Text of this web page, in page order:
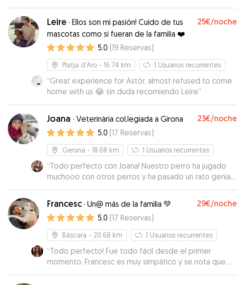
Leire · Ellos son mi pasión! Cuido de tus
mascotas como si fueran de la familia ❤️
25€/noche
5.0 (19 Reservas)
Platja d'Aro - 16.74 km 1 Usuarios recurrentes
“Great experience for Astór, almost refused to come
home with us 😂 sin duda recomiendo Leire”
Joana · Veterinària col.legiada a Girona 23€/noche
5.0 (17 Reservas)
Gerona - 18.68 km 1 Usuarios recurrentes
“Todo perfecto con Joana! Nuestro perro ha jugado
muchooo con otros perros y ha pasado un rato genial.
In total confianza con Joana. No dudaremos de dejarlo
de nuevo con ella. Gracias!
Francesc · Un@ más de la familia 💚 29€/noche
5.0 (17 Reservas)
Bàscara - 20.68 km 1 Usuarios recurrentes
“Todo perfecto! Fue todo fácil desde el primer
momento, Francesc es muy simpático y se nota que
sabe mucho de perros. Dejamos a Bosco con él 4
noches y nos envió fotos y vídeos cada día, se le veía